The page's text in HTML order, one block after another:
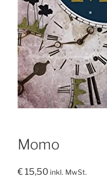
Momo
€15,50 inkl. MwSt.